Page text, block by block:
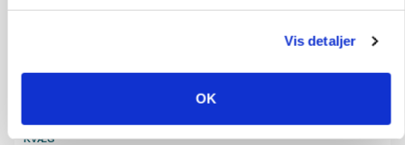
Vis detaljer
OK
KVÆG